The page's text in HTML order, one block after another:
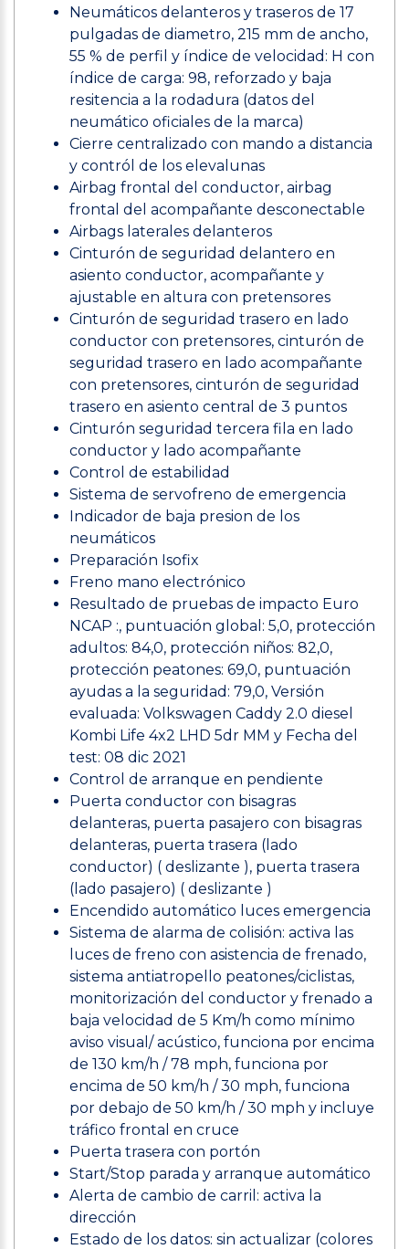
Neumáticos delanteros y traseros de 17
pulgadas de diametro, 215 mm de ancho,
55 % de perfil y índice de velocidad: H con
índice de carga: 98, reforzado y baja
resitencia a la rodadura (datos del
neumático oficiales de la marca)
Cierre centralizado con mando a distancia
y contról de los elevalunas
Airbag frontal del conductor, airbag
frontal del acompañante desconectable
Airbags laterales delanteros
Cinturón de seguridad delantero en
asiento conductor, acompañante y
ajustable en altura con pretensores
Cinturón de seguridad trasero en lado
conductor con pretensores, cinturón de
seguridad trasero en lado acompañante
con pretensores, cinturón de seguridad
trasero en asiento central de 3 puntos
Cinturón seguridad tercera fila en lado
conductor y lado acompañante
Control de estabilidad
Sistema de servofreno de emergencia
Indicador de baja presion de los
neumáticos
Preparación Isofix
Freno mano electrónico
Resultado de pruebas de impacto Euro
NCAP :, puntuación global: 5,0, protección
adultos: 84,0, protección niños: 82,0,
protección peatones: 69,0, puntuación
ayudas a la seguridad: 79,0, Versión
evaluada: Volkswagen Caddy 2.0 diesel
Kombi Life 4x2 LHD 5dr MM y Fecha del
test: 08 dic 2021
Control de arranque en pendiente
Puerta conductor con bisagras
delanteras, puerta pasajero con bisagras
delanteras, puerta trasera (lado
conductor) ( deslizante ), puerta trasera
(lado pasajero) ( deslizante )
Encendido automático luces emergencia
Sistema de alarma de colisión: activa las
luces de freno con asistencia de frenado,
sistema antiatropello peatones/ciclistas,
monitorización del conductor y frenado a
baja velocidad de 5 Km/h como mínimo
aviso visual/ acústico, funciona por encima
de 130 km/h / 78 mph, funciona por
encima de 50 km/h / 30 mph, funciona
por debajo de 50 km/h / 30 mph y incluye
tráfico frontal en cruce
Puerta trasera con portón
Start/Stop parada y arranque automático
Alerta de cambio de carril: activa la
dirección
Estado de los datos: sin actualizar (colores